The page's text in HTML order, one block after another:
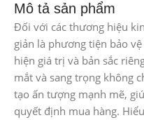
Mô tả sản phẩm
Đối với các thương hiệu
giản là phương tiện bảo
hiện giá trị và bản sắc
mắt và sang trọng không
tạo ấn tượng mạnh mẽ,
quyết định mua hàng.